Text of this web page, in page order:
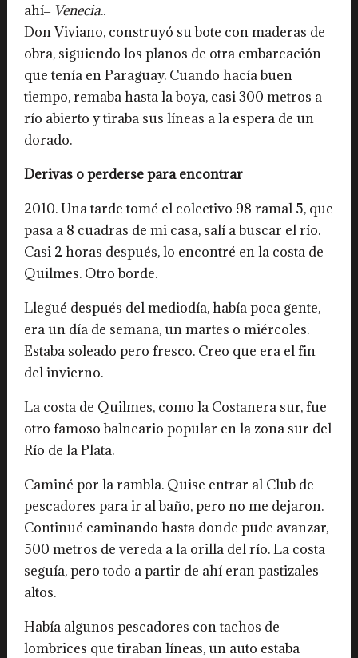
ahí‒ Venecia..
Don Viviano, construyó su bote con maderas de
obra, siguiendo los planos de otra embarcación
que tenía en Paraguay. Cuando hacía buen
tiempo, remaba hasta la boya, casi 300 metros a
río abierto y tiraba sus líneas a la espera de un
dorado.
Derivas o perderse para encontrar
2010. Una tarde tomé el colectivo 98 ramal 5, que
pasa a 8 cuadras de mi casa, salí a buscar el río.
Casi 2 horas después, lo encontré en la costa de
Quilmes. Otro borde.
Llegué después del mediodía, había poca gente,
era un día de semana, un martes o miércoles.
Estaba soleado pero fresco. Creo que era el fin
del invierno.
La costa de Quilmes, como la Costanera sur, fue
otro famoso balneario popular en la zona sur del
Río de la Plata.
Caminé por la rambla. Quise entrar al Club de
pescadores para ir al baño, pero no me dejaron.
Continué caminando hasta donde pude avanzar,
500 metros de vereda a la orilla del río. La costa
seguía, pero todo a partir de ahí eran pastizales
altos.
Había algunos pescadores con tachos de
lombrices que tiraban líneas, un auto estaba